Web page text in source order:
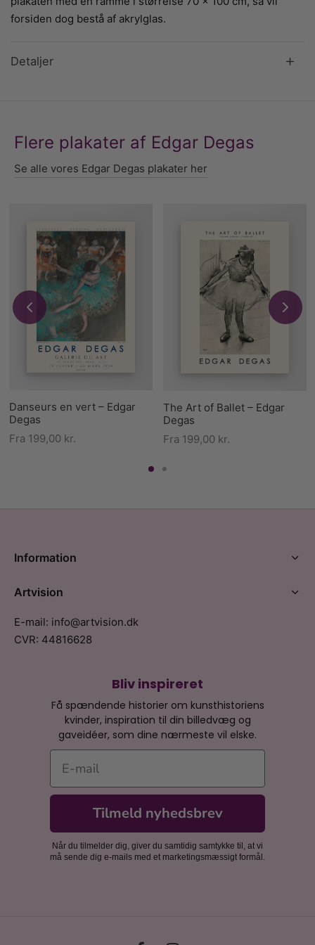
forsiden dog bestå af akrylglas.
Detaljer
Flere plakater af Edgar Degas
Se alle vores Edgar Degas plakater her
Danseurs en vert – Edgar
Degas
Fra 199,00 kr.
The Art of Ballet – Edgar
Degas
Fra 199,00 kr.
Bliv inspireret
Få spændende historier om kunsthistoriens
kvinder, inspiration til din billedvæg og
gaveidéer, som dine nærmeste vil elske.
E-mail
Tilmeld nyhedsbrev
Når du tilmelder dig, giver du samtidig samtykke til, at vi
må sende dig e-mails med et marketingsmæssigt formål.
Information
Artvision
E-mail: info@artvision.dk
CVR: 44816628